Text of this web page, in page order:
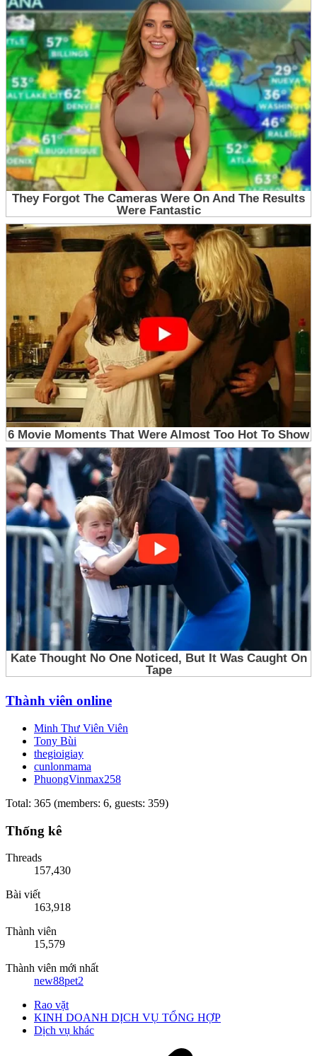
Thành viên online
Minh Thư Viên Viên
Tony Bùi
thegioigiay
cunlonmama
PhuongVinmax258
Total: 365 (members: 6, guests: 359)
Thống kê
Threads
157,430
Bài viết
163,918
Thành viên
15,579
Thành viên mới nhất
new88pet2
Rao vặt
KINH DOANH DỊCH VỤ TỔNG HỢP
Dịch vụ khác